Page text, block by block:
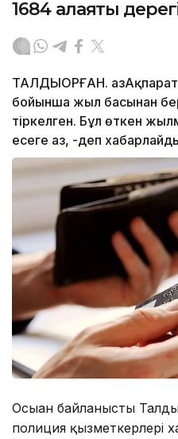
1684 алаяқтық
ТАЛДЫҚОРҒАН.
бойынша жыл басынан
тіркелген. Бұл өткен
есеге аз, -деп хабарлайды
Осыған байланысты
полиция қызметкерлері